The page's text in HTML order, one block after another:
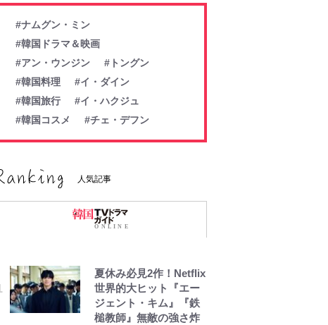
#ナムグン・ミン
#韓国ドラマ＆映画
#アン・ウンジン
#トングン
#韓国料理
#イ・ダイン
#韓国旅行
#イ・ハクジュ
#韓国コスメ
#チェ・デフン
人気記事
夏休み必見2作！Netflix
世界的大ヒット『エー
ジェント・キム』『鉄
槌教師』無敵の強さ炸